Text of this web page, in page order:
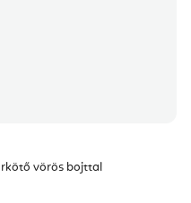
vörös bojttal